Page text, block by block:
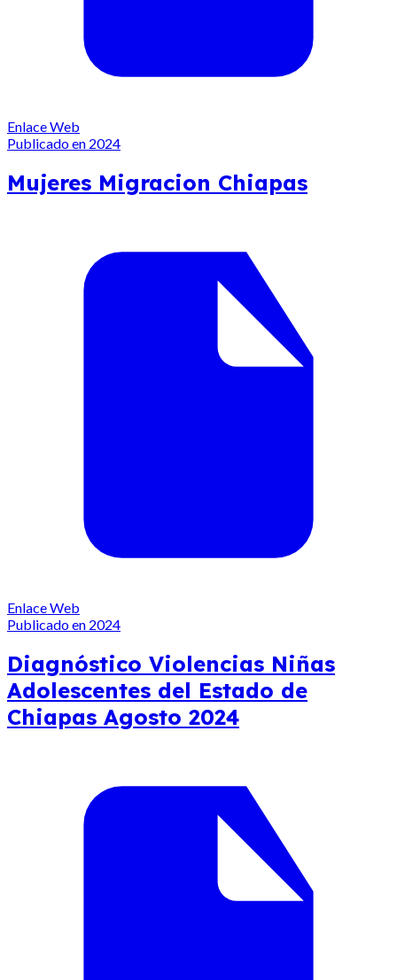
Enlace Web
Publicado en 2024
Mujeres Migracion Chiapas
Enlace Web
Publicado en 2024
Diagnóstico Violencias Niñas
Adolescentes del Estado de
Chiapas Agosto 2024